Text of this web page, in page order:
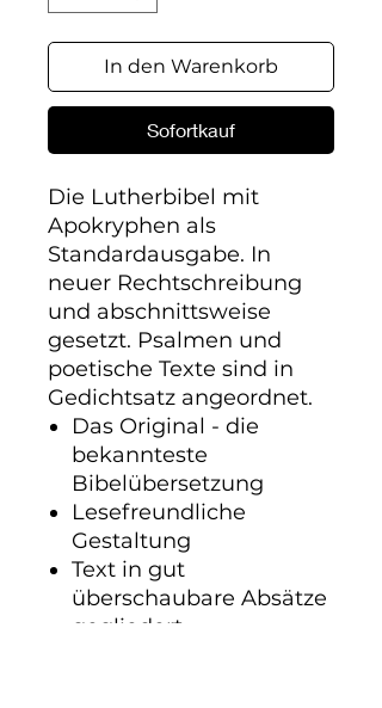
In den Warenkorb
Sofortkauf
Die Lutherbibel mit
Apokryphen als
Standardausgabe. In
neuer Rechtschreibung
und abschnittsweise
gesetzt. Psalmen und
poetische Texte sind in
Gedichtsatz angeordnet.
Das Original - die
bekannteste
Bibelübersetzung
Lesefreundliche
Gestaltung
Text in gut
überschaubare Absätze
gegliedert